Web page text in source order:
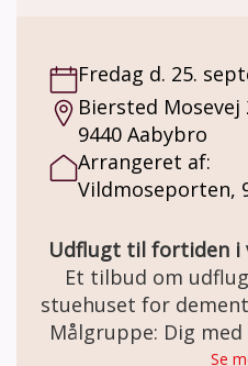
Fredag d. 25.
Biersted Mosevej
9440 Aabybro
Arrangeret af:
Vildmoseporten,
Udflugt til fortiden i
Et tilbud om
stuehuset for
Den gamle
indrettet som
Målgruppe: Dig
Se